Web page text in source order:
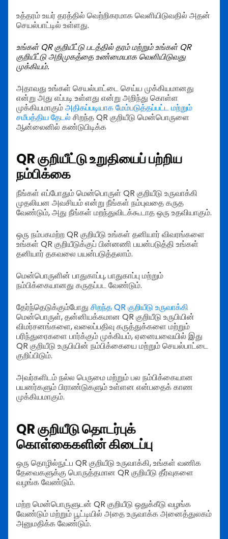
உத்தரம் உயர் தரத்தில் வெற்றிகரமாக வெளியிடுவதில் அதன்
செயல்பாட்டில் உள்ளது.
உங்கள் QR குறியீட்டு படத்தில் தரம் மற்றும் உங்கள் QR
குறியீட்டு அறிமுகத்தை உண்மையாக வெளியிடுவது
முக்கியம்.
அதாவது உங்கள் செயல்பாட்டை செய்ய முக்கியமானது
என்று அது எப்படி உள்ளது என்று அறிந்து கொள்ள
முக்கியமாகும்அதிகப்படியாக மேம்படுத்தப்பட்ட மற்றும்
சமீபத்திய தேடல் சிறந்த QR குறியீடு மென்பொருளை
ஆன்லைனில் கண்டுபிடிக்க
QR குறியீட்டு உறுதியைப் பற்றிய
நம்பிக்கை
நீங்கள் எப்போதும் மென்பொருள் QR குறியீடு உருவாக்கி
முதலியன அவசியம் என்று நீங்கள் நம்புவதை கருத
வேண்டும், அது நீங்கள் மறந்துவிடக்கூடாத ஒரு உதவியாகும்.
ஒரு நம்பகமற்ற QR குறியீடு உங்கள் தனியார் விவரங்களை
உங்கள் QR குறியீடுக்குப் பின்னணி பயன்படுத்தி உங்கள்
தனியார் தகவலை பயன்படுத்தலாம்.
மென்பொருளின் பாதுகாப்பு, பாதுகாப்பு மற்றும்
நம்பிக்கையானது கருதப்பட வேண்டும்.
தேர்ந்தெடுக்கும்போது சிறந்த QR குறியீடு உருவாக்கி
மென்பொருள், தன்னியக்கமான QR குறியீடு உருபியின்
விமர்சனங்களை, வலைப்பதிவு கருத்துக்களை மற்றும்
பரிந்துரைகளை பார்க்கும் முக்கியம், ஏனையவையில் இது
QR குறியீடு உருபியின் நம்பிக்கையை மற்றும் செயல்பாட்டை
குறிப்பிடும்.
அவர்களிடம் நல்ல பெருமை மற்றும் பல நம்பிக்கையான
பயனர்களும் பிராண்டுகளும் உள்ளன என்பதைக் காண
முக்கியமாகும்.
QR குறியீடு தொடர்புக்
கொள்கைகளின் கிடைப்பு
ஒரு தொழில்நுட்ப QR குறியீடு உருவாக்கி, உங்கள் வணிக
தேவைகளுக்கு பொருத்தமான QR குறியீடு தீர்வுகளை
வழங்க வேண்டும்.
மற்ற மென்பொருளுடன் QR குறியீடு ஒதுக்கீடு வழங்க
வேண்டும் மற்றும் பூட்டியில் அதை உருவாக்க அனைத்துலகம்
அனுமதிக்க வேண்டும்.